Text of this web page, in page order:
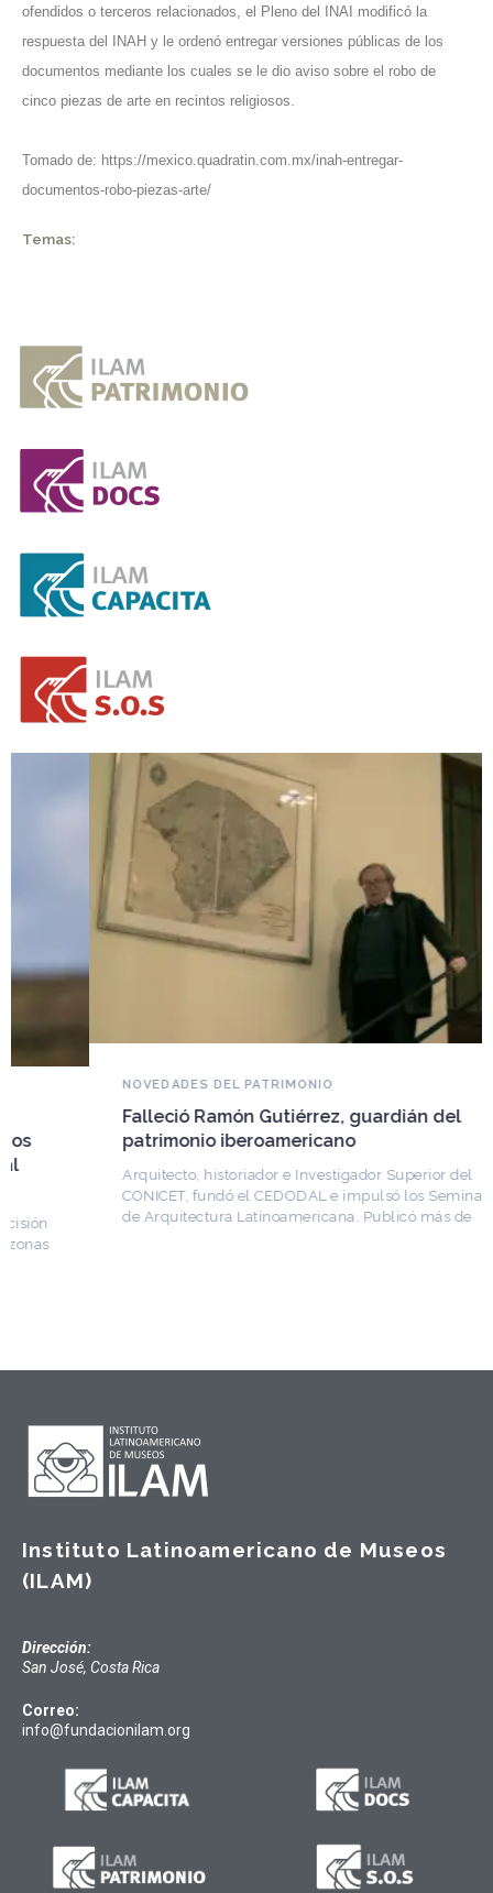
ofendidos o terceros relacionados, el Pleno del INAI modificó la
respuesta del INAH y le ordenó entregar versiones públicas de los
documentos mediante los cuales se le dio aviso sobre el robo de
cinco piezas de arte en recintos religiosos.
Tomado de: https://mexico.quadratin.com.mx/inah-entregar-
documentos-robo-piezas-arte/
Temas:
NOVEDADES DEL PATRIMONIO
Falleció Ramón Gutiérrez, guardián del
patrimonio iberoamericano
Arquitecto, historiador e Investigador Superior del
CONICET, fundó el CEDODAL e impulsó los Seminarios
de Arquitectura Latinoamericana. Publicó más de
Instituto Latinoamericano de Museos
(ILAM)
Dirección:
San José, Costa Rica
Correo:
info@fundacionilam.org